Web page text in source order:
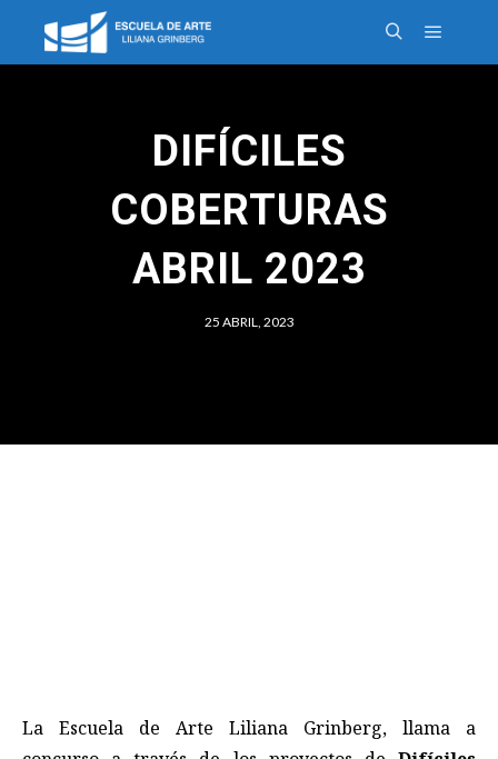
DIFÍCILES
COBERTURAS
ABRIL 2023
25 ABRIL, 2023
La Escuela de Arte Liliana Grinberg, llama a